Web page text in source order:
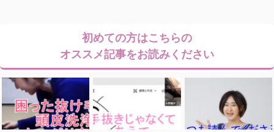
初めての方はこちらの
オススメ記事をお読みください